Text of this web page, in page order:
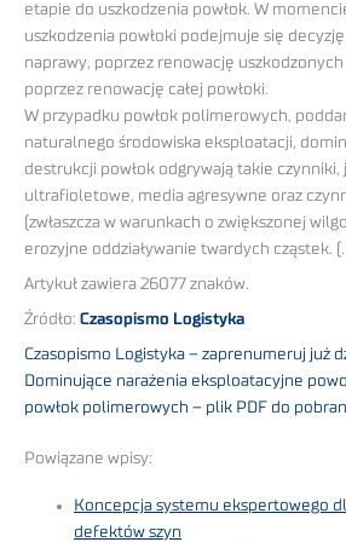
etapie do uszkodzenia powłok. W
uszkodzenia powłoki podejmuje się
naprawy, poprzez renowację
poprzez renowację całej powłoki.
W przypadku powłok polimerowych,
naturalnego środowiska eksploatacji,
destrukcji powłok odgrywają takie
ultrafioletowe, media agresywne oraz
(zwłaszcza w warunkach o zwiększonej
erozyjne oddziaływanie twardych cząstek.
Artykuł zawiera 26077 znaków.
Źródło: Czasopismo Logistyka
Czasopismo Logistyka – zaprenumeruj już
Dominujące narażenia eksploatacyjne
powłok polimerowych – plik PDF do
Powiązane wpisy:
Koncepcja systemu ekspertowego
defektów szyn